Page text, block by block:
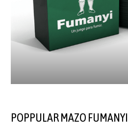
POPPULAR MAZO FUMANYI